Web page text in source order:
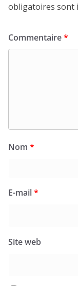
obligatoires sont
Commentaire*
Nom *
E-mail*
Site web